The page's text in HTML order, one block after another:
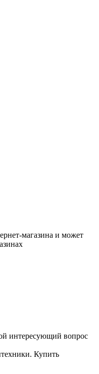
магазина и может
интересующий вопрос
Купить